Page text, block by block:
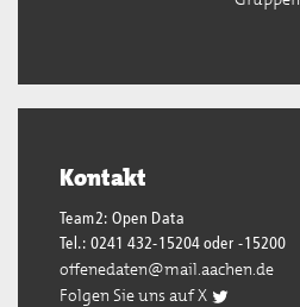
Kontakt
Team2: Open Data
Tel.: 0241 432-15204 oder -15200
offenedaten@mail.aachen.de
Folgen Sie uns auf X